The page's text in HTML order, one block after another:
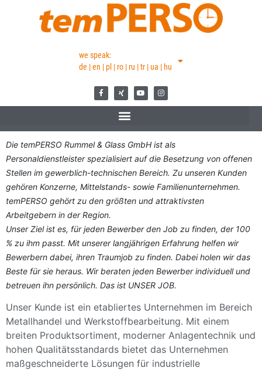
we speak:
de | en | pl | ro | ru | tr | ua | hu
Die temPERSO Rummel & Glass GmbH ist als
Personaldienstleister spezialisiert auf die Besetzung von offenen
Stellen im gewerblich-technischen Bereich. Zu unseren Kunden
gehören Konzerne, Mittelstands- sowie Familienunternehmen.
temPERSO gehört zu den größten und attraktivsten
Arbeitgebern in der Region.
Unser Ziel ist es, für jeden Bewerber den Job zu finden, der 100
% zu ihm passt. Mit unserer langjährigen Erfahrung helfen wir
Bewerbern dabei, ihren Traumjob zu finden. Dabei holen wir das
Beste für sie heraus. Wir beraten jeden Bewerber individuell und
betreuen ihn persönlich. Das ist UNSER JOB.
Unser Kunde ist ein etabliertes Unternehmen im Bereich
Metallhandel und Werkstoffbearbeitung. Mit einem
breiten Produktsortiment, moderner Anlagentechnik und
hohen Qualitätsstandards bietet das Unternehmen
maßgeschneiderte Lösungen für industrielle